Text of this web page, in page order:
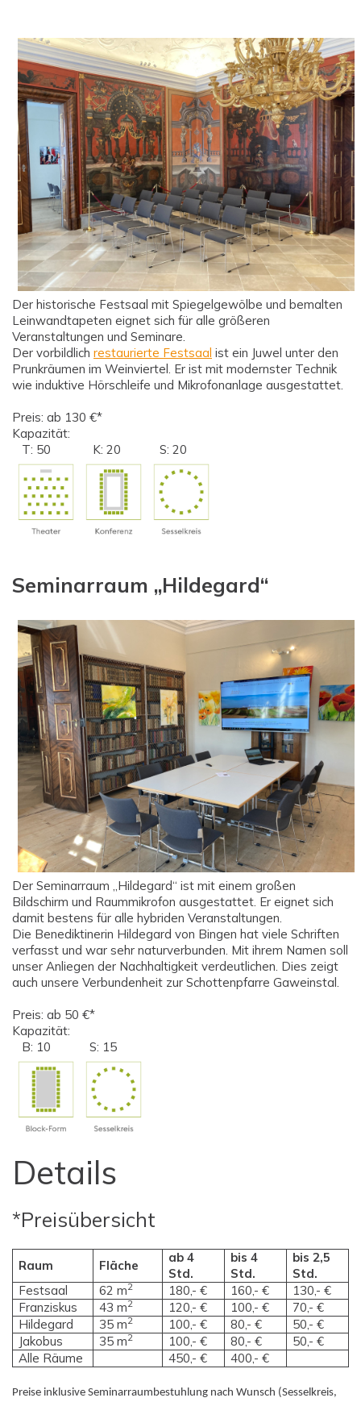
Der historische Festsaal mit Spiegelgewölbe und bemalten
Leinwandtapeten eignet sich für alle größeren
Veranstaltungen und Seminare.
Der vorbildlich restaurierte Festsaal ist ein Juwel unter den
Prunkräumen im Weinviertel. Er ist mit modernster Technik
wie induktive Hörschleife und Mikrofonanlage ausgestattet.
Preis: ab 130 €*
Kapazität:
T: 50 K: 20 S: 20
Seminarraum „Hildegard“
Der Seminarraum „Hildegard“ ist mit einem großen
Bildschirm und Raummikrofon ausgestattet. Er eignet sich
damit bestens für alle hybriden Veranstaltungen.
Die Benediktinerin Hildegard von Bingen hat viele Schriften
verfasst und war sehr naturverbunden. Mit ihrem Namen soll
unser Anliegen der Nachhaltigkeit verdeutlichen. Dies zeigt
auch unsere Verbundenheit zur Schottenpfarre Gaweinstal.
Preis: ab 50 €*
Kapazität:
B: 10 S: 15
Details
*Preisübersicht
Raum Fläche
ab 4
Std.
bis 4
Std.
bis 2,5
Std.
Festsaal
62 m2 180,- € 160,- €
130,- €
Franziskus
43 m2 120,- € 100,- €
70,- €
Hildegard
35 m2 100,- € 80,- €
50,- €
Jakobus
35 m2 100,- € 80,- €
50,- €
Alle Räume
450,- € 400,- €
Preise inklusive Seminarraumbestuhlung nach Wunsch (Sesselkreis,